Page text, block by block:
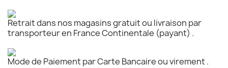
Retrait dans nos magasins gratuit ou livraison par
transporteur en France Continentale (payant) .
Mode de Paiement par Carte Bancaire ou virement .